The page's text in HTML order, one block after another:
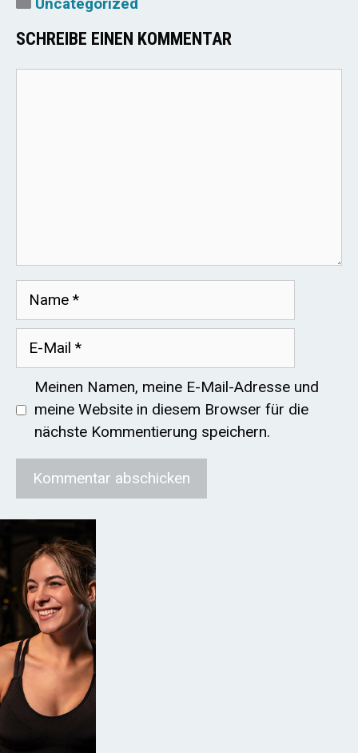
Uncategorized
SCHREIBE EINEN KOMMENTAR
Name
Meinen Namen, meine E-Mail-Adresse und
meine Website in diesem Browser für die
nächste Kommentierung speichern.